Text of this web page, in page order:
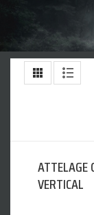
ATTELAGE
VERTICAL